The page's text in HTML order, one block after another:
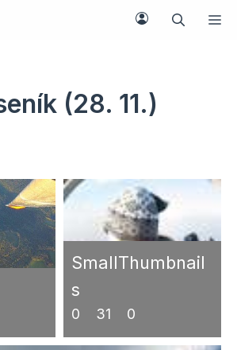
(28. 11.)
SmallThumbnail
s
0 31 0